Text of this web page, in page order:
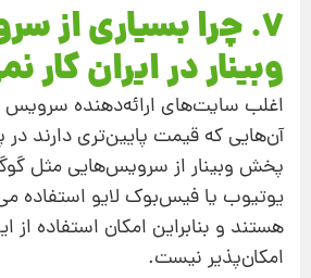
7. چرا بسیاری از
وبینار در ایران کار
اغلب سایت‌های ارائه‌دهنده سرویس
آن‌هایی که قیمت پایین‌تری دارند
پخش وبینار از سرویس‌هایی مثل
یوتیوب یا فیس‌بوک لایو استفاده
هستند و بنابراین امکان استفاده
امکان‌پذیر نیست.